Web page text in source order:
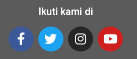
Ikuti kami di